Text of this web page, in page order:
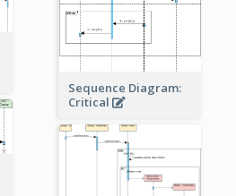
Sequence Diagram:
Critical